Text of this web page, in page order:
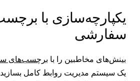
با
مخاطبین را با برچسب‌های
سیستم مدیریت روابط کامل بسازید.